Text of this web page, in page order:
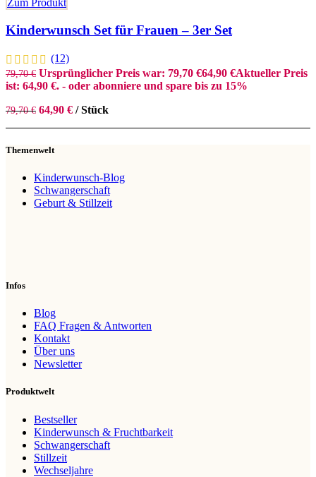
Zum Produkt
Kinderwunsch Set für Frauen – 3er Set
(12)
79,70€ Ursprünglicher Preis war: 79,70 €64,90 €Aktueller Preis
ist: 64,90 €. - oder abonniere und spare bis zu 15%
79,70€ 64,90 € /Stück
Themenwelt
Kinderwunsch-Blog
Schwangerschaft
Geburt & Stillzeit
Infos
Blog
FAQ Fragen & Antworten
Kontakt
Über uns
Newsletter
Produktwelt
Bestseller
Kinderwunsch & Fruchtbarkeit
Schwangerschaft
Stillzeit
Wechseljahre